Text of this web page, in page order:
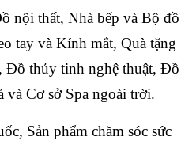
nội thất, Nhà bếp và Bộ đồ
tay và Kính mắt, Quà tặng
Đồ thủy tinh nghệ thuật, Đồ
Cơ sở Spa ngoài trời.
Sản phẩm chăm sóc sức